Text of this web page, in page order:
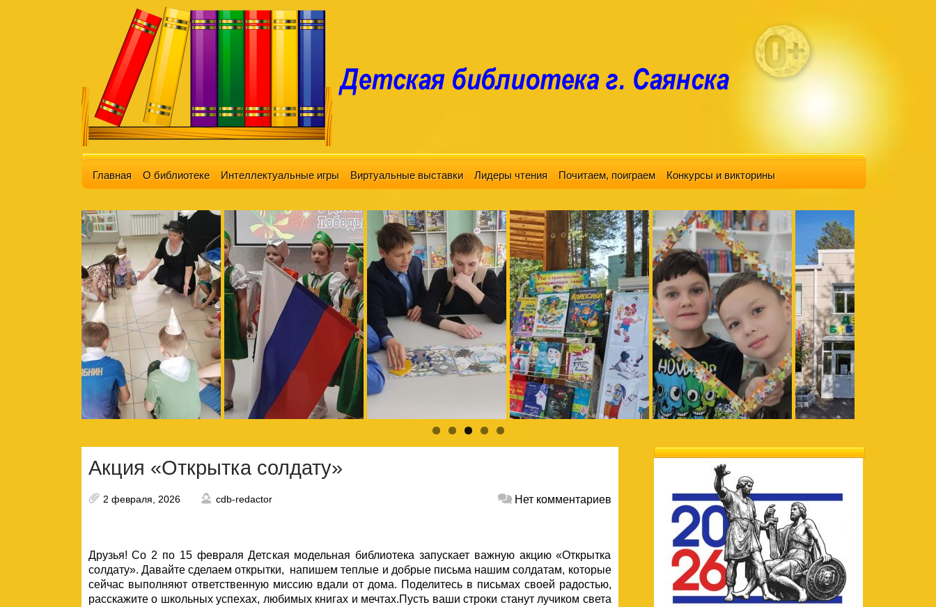
Главная О библиотеке Интеллектуальные игры Виртуальные выставки Лидеры чтения Почитаем, поиграем Конкурсы и викторины
Акция «Открытка солдату»
2 февраля, 2026 cdb-redactor Нет комментариев
Друзья! Со 2 по 15 февраля Детская модельная библиотека запускает важную акцию «Открытка
солдату». Давайте сделаем открытки, напишем теплые и добрые письма нашим солдатам, которые
сейчас выполняют ответственную миссию вдали от дома. Поделитесь в письмах своей радостью,
расскажите о школьных успехах, любимых книгах и мечтах.Пусть ваши строки станут лучиком света